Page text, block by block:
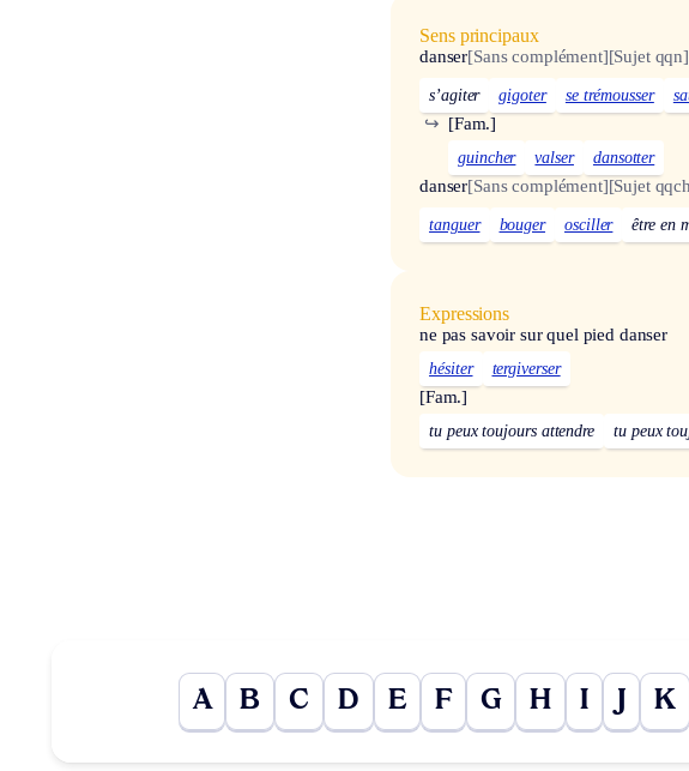
Sens principaux
danser[Sans complément][Sujet qqn]
s’agiter gigoter se trémousser
[Fam.]
↪
guincher valser dansotter
danser[Sans complément][Sujet
tanguer bouger osciller être en
Expressions
ne pas savoir sur quel pied danser
hésiter tergiverser
[Fam.]
tu peux toujours attendre tu peux
A B C D E F G H I J K